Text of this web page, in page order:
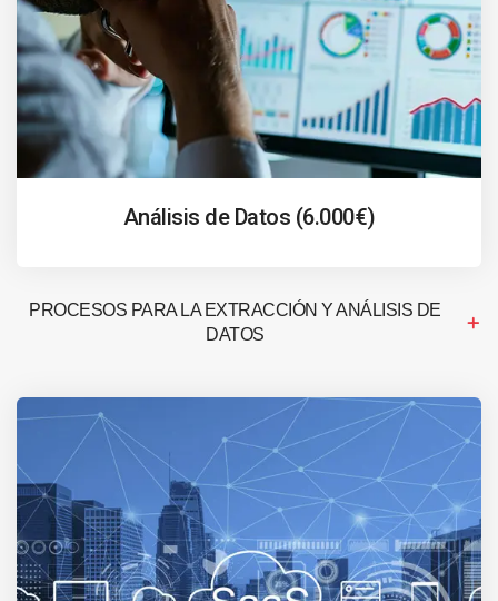
Análisis de Datos (6.000€)
PROCESOS PARA LA EXTRACCIÓN Y ANÁLISIS DE
DATOS